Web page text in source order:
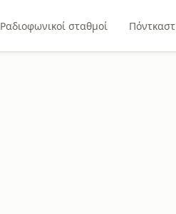
Ραδιοφωνικοί σταθμοί Πόντκαστ